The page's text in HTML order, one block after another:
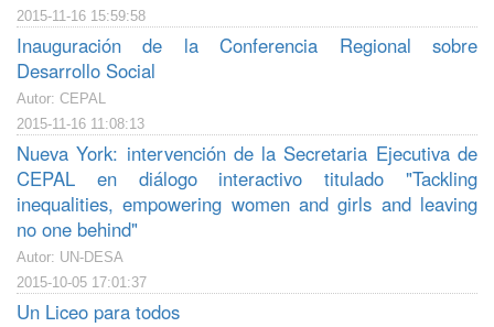
2015-11-16 15:59:58
Inauguración de la Conferencia Regional sobre
Desarrollo Social
Autor: CEPAL
2015-11-16 11:08:13
Nueva York: intervención de la Secretaria Ejecutiva de
CEPAL en diálogo interactivo titulado "Tackling
inequalities, empowering women and girls and leaving
no one behind"
Autor: UN-DESA
2015-10-05 17:01:37
Un Liceo para todos